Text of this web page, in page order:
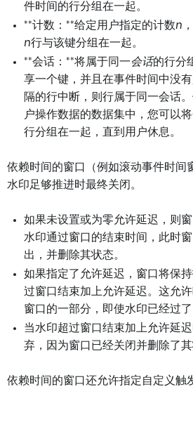
件时间的行分组在一起。
**计数：**给定用户指定的计数n
n行与该键分组在一起。
**会话：**将属于同一会话的行分
享一个键，并且在事件时间中没
隔的行中断，则行属于同一会话
户操作数据的数据集中，您可以
行分组在一起，直到用户休息。
依赖时间的窗口（例如滚动事件时间
水印足够推进时最终关闭。
如果未设置或为零允许延迟，则
水印通过窗口的结束时间，此时
出，并删除其状态。
如果指定了允许延迟，窗口将保
过窗口结束加上允许延迟。这允
窗口的一部分，即使水印已经过了
当水印超过窗口结束加上允许延
弃，因为窗口已经关闭并删除了其
依赖时间的窗口还允许指定自定义触